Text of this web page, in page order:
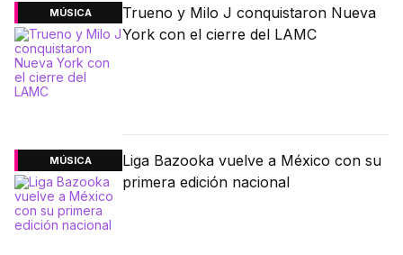
MÚSICA
Trueno y Milo J conquistaron Nueva
York con el cierre del LAMC
MÚSICA
Liga Bazooka vuelve a México con su
primera edición nacional